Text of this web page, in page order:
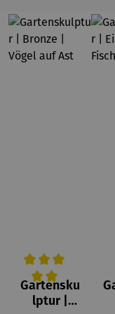
Durchschnittliche
Gartensku
lptur |